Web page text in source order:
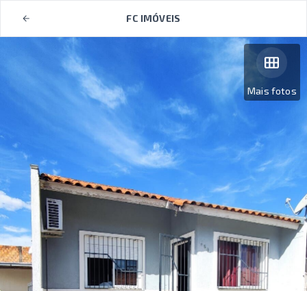
FC IMÓVEIS
Mais fotos